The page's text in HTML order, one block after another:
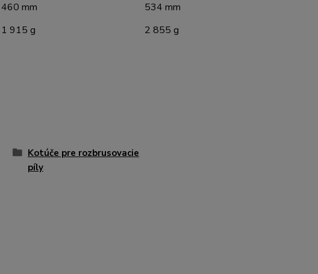
460 mm
534 mm
1 915 g 2 855 g
Kotúče pre rozbrusovacie
píly